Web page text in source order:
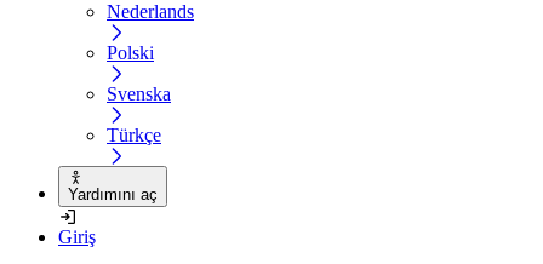
Nederlands
Polski
Svenska
Türkçe
Yardımını aç
Giriş